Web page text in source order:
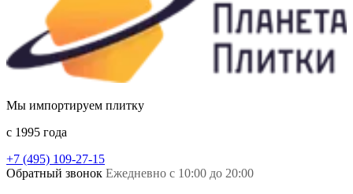
Мы импортируем плитку
c 1995 года
+7 (495) 109-27-15
Обратный звонок Ежедневно с 10:00 до 20:00